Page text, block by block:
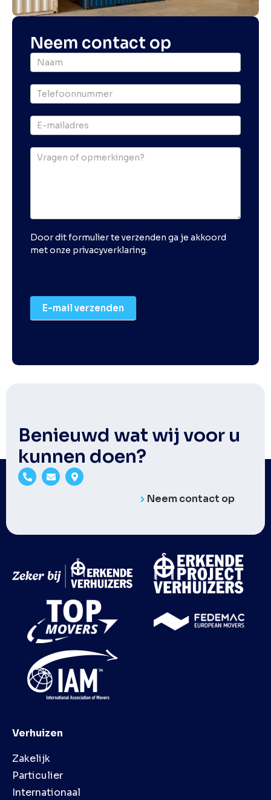
Neem contact op
Offerte
particulier
Door dit formulier te verzenden ga je akkoord
met onze privacyverklaring.
E-mail verzenden
Benieuwd wat wij voor u
kunnen doen?
Neem contact op
Verhuizen
Zakelijk
Particulier
Internationaal